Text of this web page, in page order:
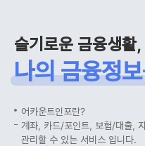
슬기로운 금융생활
나의 금융정
어카운트인포란?
계좌, 카드/포인트, 보험/대출,
관리할 수 있는 서비스 입니다.